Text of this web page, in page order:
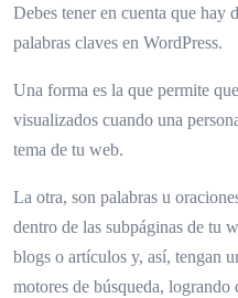
Debes tener en cuenta que hay
palabras claves en WordPress.
Una forma es la que permite
visualizados cuando una
tema de tu web.
La otra, son palabras u
dentro de las subpáginas de tu
blogs o artículos y, así, tengan
motores de búsqueda,